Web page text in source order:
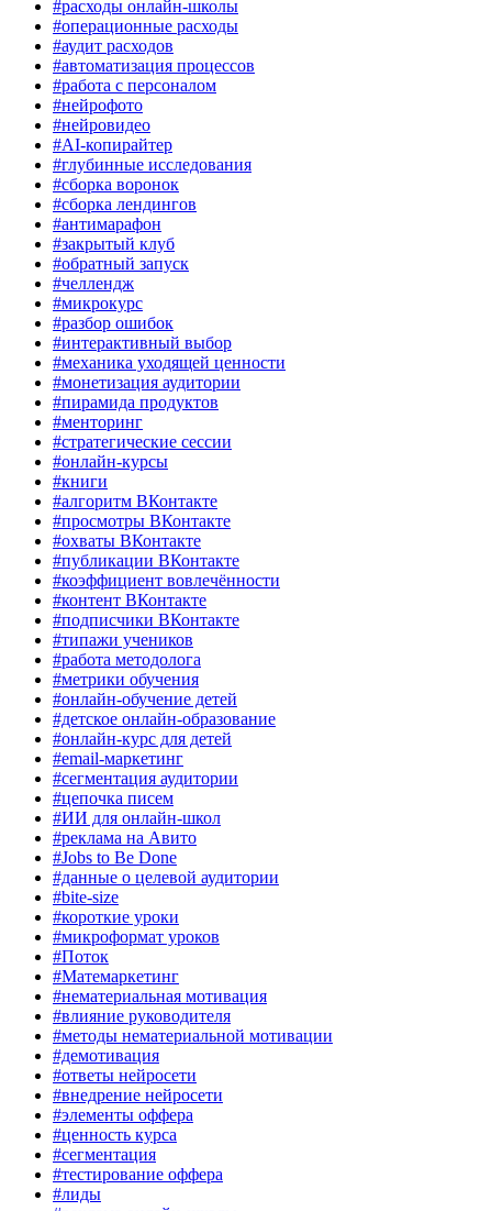
#расходы онлайн-школы
#операционные расходы
#аудит расходов
#автоматизация процессов
#работа с персоналом
#нейрофото
#нейровидео
#AI-копирайтер
#глубинные исследования
#сборка воронок
#сборка лендингов
#антимарафон
#закрытый клуб
#обратный запуск
#челлендж
#микрокурс
#разбор ошибок
#интерактивный выбор
#механика уходящей ценности
#монетизация аудитории
#пирамида продуктов
#менторинг
#стратегические сессии
#онлайн-курсы
#книги
#алгоритм ВКонтакте
#просмотры ВКонтакте
#охваты ВКонтакте
#публикации ВКонтакте
#коэффициент вовлечённости
#контент ВКонтакте
#подписчики ВКонтакте
#типажи учеников
#работа методолога
#метрики обучения
#онлайн-обучение детей
#детское онлайн-образование
#онлайн-курс для детей
#email-маркетинг
#сегментация аудитории
#цепочка писем
#ИИ для онлайн-школ
#реклама на Авито
#Jobs to Be Done
#данные о целевой аудитории
#bite-size
#короткие уроки
#микроформат уроков
#Поток
#Матемаркетинг
#нематериальная мотивация
#влияние руководителя
#методы нематериальной мотивации
#демотивация
#ответы нейросети
#внедрение нейросети
#элементы оффера
#ценность курса
#сегментация
#тестирование оффера
#лиды